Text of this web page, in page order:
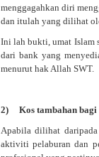
menggagahkan diri
dan itulah yang dilihat
Ini lah bukti, umat Islam
dari bank yang
menurut hak Allah SWT.
2) Kostambahan bagi
Apabila dilihat daripada
aktiviti pelaburan dan